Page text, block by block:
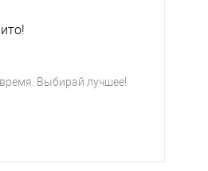
Выбирай лучшее!